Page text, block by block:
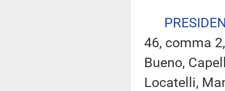
46, comma
Bueno,
Locatelli,